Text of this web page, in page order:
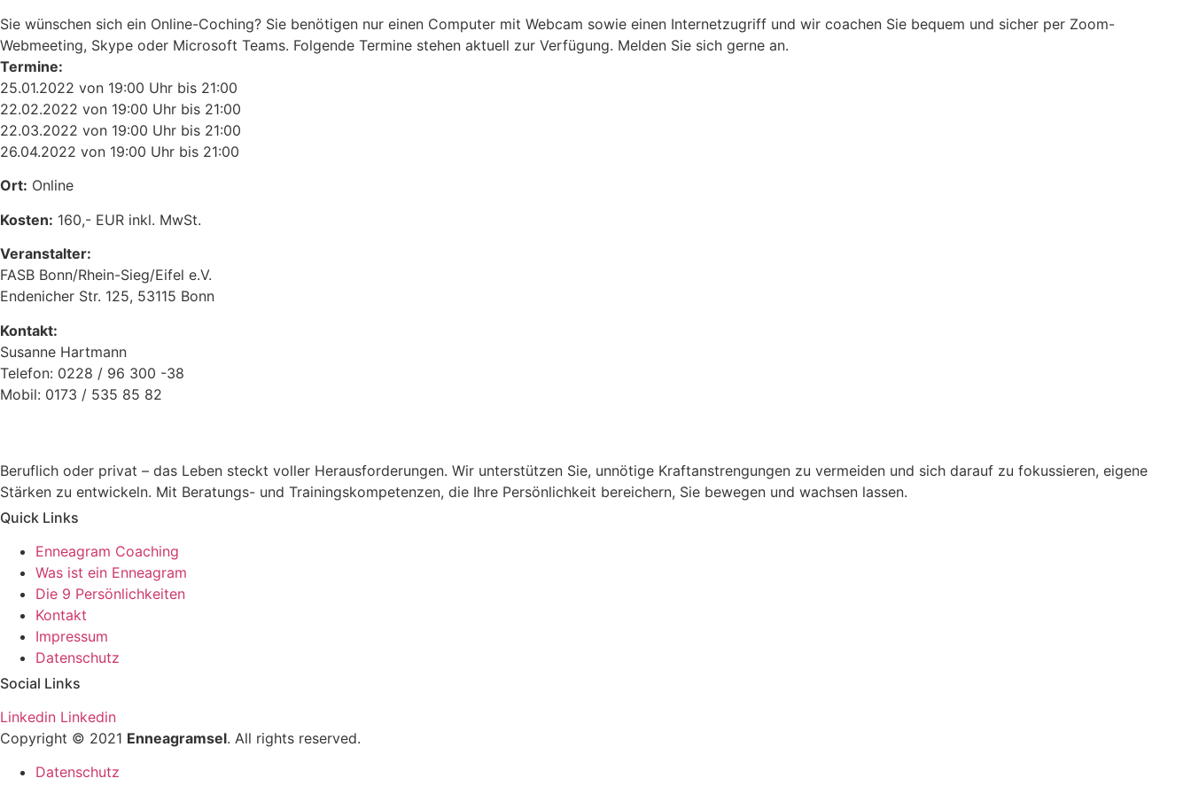
Sie wünschen sich ein Online-Coching? Sie benötigen nur einen Computer mit Webcam sowie einen Internetzugriff und wir coachen Sie bequem und sicher per Zoom-
Webmeeting, Skype oder Microsoft Teams. Folgende Termine stehen aktuell zur Verfügung. Melden Sie sich gerne an.
Termine:
25.01.2022 von 19:00 Uhr bis 21:00
22.02.2022 von 19:00 Uhr bis 21:00
22.03.2022 von 19:00 Uhr bis 21:00
26.04.2022 von 19:00 Uhr bis 21:00
Ort: Online
Kosten: 160,- EUR inkl. MwSt.
Veranstalter:
FASB Bonn/Rhein-Sieg/Eifel e.V.
Endenicher Str. 125, 53115 Bonn
Kontakt:
Susanne Hartmann
Telefon: 0228 / 96 300 -38
Mobil: 0173 / 535 85 82
Beruflich oder privat – das Leben steckt voller Herausforderungen. Wir unterstützen Sie, unnötige Kraftanstrengungen zu vermeiden und sich darauf zu fokussieren, eigene
Stärken zu entwickeln. Mit Beratungs- und Trainingskompetenzen, die Ihre Persönlichkeit bereichern, Sie bewegen und wachsen lassen.
Quick Links
Enneagram Coaching
Was ist ein Enneagram
Die 9 Persönlichkeiten
Kontakt
Impressum
Datenschutz
Social Links
Linkedin Linkedin
Copyright © 2021 Enneagramsel. All rights reserved.
Datenschutz